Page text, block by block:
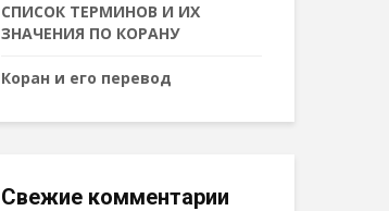
СПИСОК ТЕРМИНОВ И ИХ
ЗНАЧЕНИЯ ПО КОРАНУ
Коран и его перевод
Свежие комментарии